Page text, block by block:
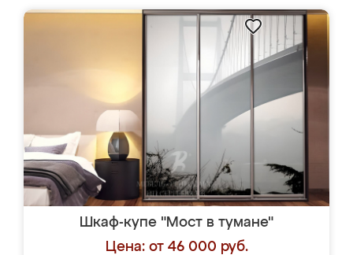
Шкаф-купе "Мост в тумане"
Цена: от 46 000 руб.